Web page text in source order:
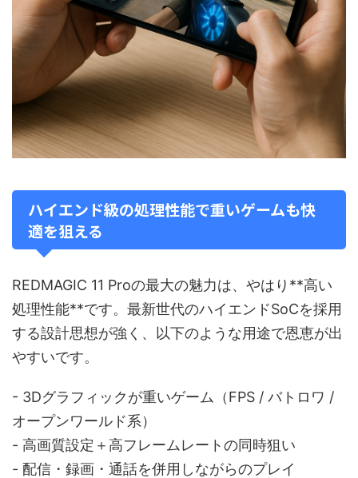
ハイエンド級の処理性能で重いゲームも快
適を狙える
REDMAGIC 11 Proの最大の魅力は、やはり**高い
処理性能**です。最新世代のハイエンドSoCを採用
する設計思想が強く、以下のような用途で恩恵が出
やすいです。
- 3Dグラフィックが重いゲーム（FPS / バトロワ /
オープンワールド系）
- 高画質設定＋高フレームレートの同時狙い
- 配信・録画・通話を併用しながらのプレイ